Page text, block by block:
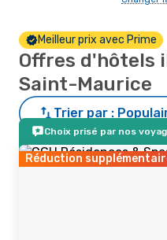
Meilleur prix avec Prime
Offres d'hôtels
Saint-Maurice
Trier par :
Choix prisé par nos
Réduction